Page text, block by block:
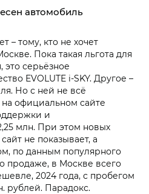
автомобиль
– тому, кто не хочет
Пока такая льгота для
это серьёзное
EVOLUTE i‑SKY. Другое –
Но с ней не всё
на официальном сайте
и
млн. При этом новых
не показывает, а
по данным популярного
продаже, в Москве всего
2024 года, с пробегом
рублей. Парадокс.